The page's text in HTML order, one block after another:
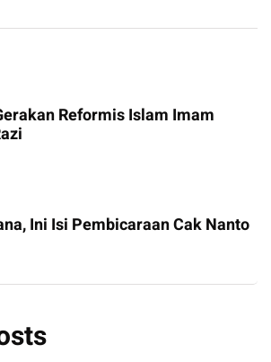
Reformis Islam Imam
Ini Isi Pembicaraan Cak Nanto